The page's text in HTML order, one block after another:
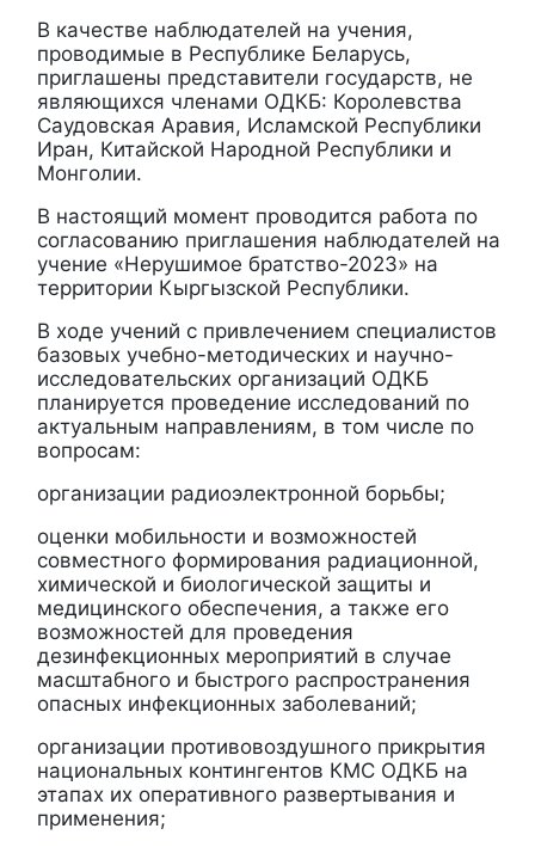
В качестве наблюдателей на учения,
проводимые в Республике Беларусь,
приглашены представители государств, не
являющихся членами ОДКБ: Королевства
Саудовская Аравия, Исламской Республики
Иран, Китайской Народной Республики и
Монголии.
В настоящий момент проводится работа по
согласованию приглашения наблюдателей на
учение «Нерушимое братство-2023» на
территории Кыргызской Республики.
В ходе учений с привлечением специалистов
базовых учебно-методических и научно-
исследовательских организаций ОДКБ
планируется проведение исследований по
актуальным направлениям, в том числе по
вопросам:
организации радиоэлектронной борьбы;
оценки мобильности и возможностей
совместного формирования радиационной,
химической и биологической защиты и
медицинского обеспечения, а также его
возможностей для проведения
дезинфекционных мероприятий в случае
масштабного и быстрого распространения
опасных инфекционных заболеваний;
организации противовоздушного прикрытия
национальных контингентов КМС ОДКБ на
этапах их оперативного развертывания и
применения;